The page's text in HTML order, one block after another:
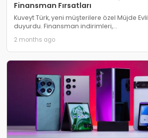
Finansman Fırsatları
Kuveyt Türk, yeni müşterilere özel Müjde
duyurdu. Finansman indirimleri,...
2 months ago